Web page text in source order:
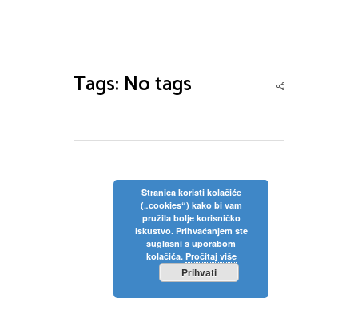
Tags: No tags
Stranica koristi kolačiće
(„cookies“) kako bi vam
pružila bolje korisničko
iskustvo. Prihvaćanjem ste
suglasni s uporabom
kolačića. Pročitaj više
Prihvati